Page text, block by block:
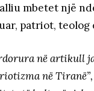
mbetet një
patriot,
në artikull
në